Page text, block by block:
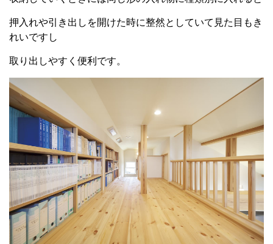
押入れや引き出しを開けた時に整然としていて見た目もき
れいですし
取り出しやすく便利です。